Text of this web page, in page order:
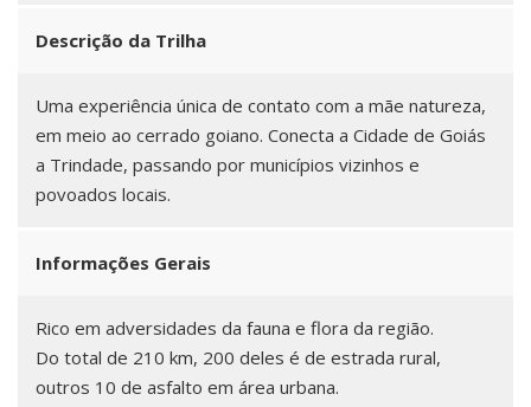
Descrição da Trilha
Uma experiência única de contato com a mãe natureza,
em meio ao cerrado goiano. Conecta a Cidade de Goiás
a Trindade, passando por municípios vizinhos e
povoados locais.
Informações Gerais
Rico em adversidades da fauna e flora da região.
Do total de 210 km, 200 deles é de estrada rural,
outros 10 de asfalto em área urbana.